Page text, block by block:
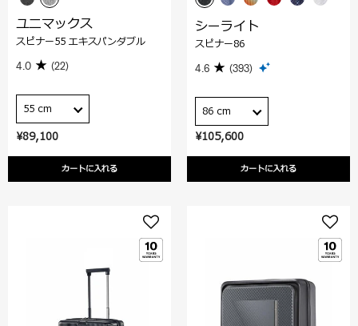
¥89,100
カートに入れる
ユニマックス
スピナー55 エキスパンダブル
4.0 (22)
55 cm
¥105,600
カートに入れる
シーライト
スピナー86
4.6 (393)
86 cm